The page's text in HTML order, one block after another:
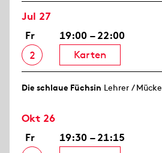
Jul 27
Fr
2
19:00 – 22:00
Karten
Die schlaue Füchsin Lehrer / Mücke
Okt 26
Fr
19:30 – 21:15